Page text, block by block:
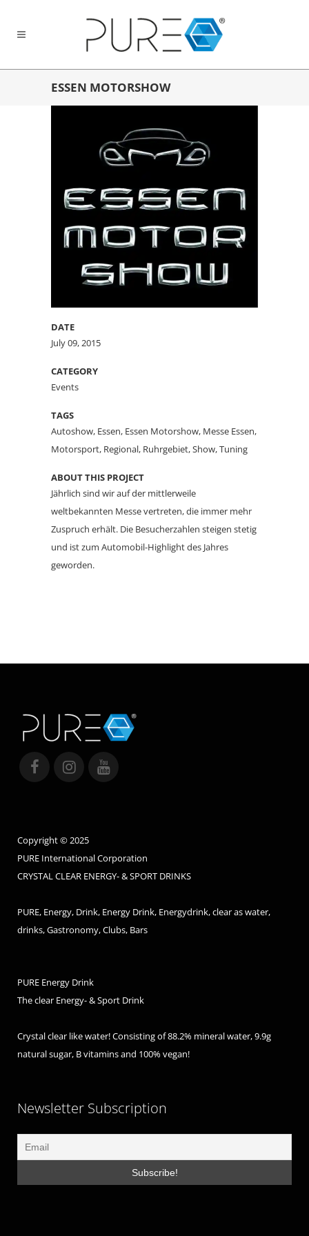
ESSEN MOTORSHOW
DATE
July 09, 2015
CATEGORY
Events
TAGS
Autoshow, Essen, Essen Motorshow, Messe Essen,
Motorsport, Regional, Ruhrgebiet, Show, Tuning
ABOUT THIS PROJECT
Jährlich sind wir auf der mittlerweile
weltbekannten Messe vertreten, die immer mehr
Zuspruch erhält. Die Besucherzahlen steigen stetig
und ist zum Automobil-Highlight des Jahres
geworden.
Copyright © 2025
PURE International Corporation
CRYSTAL CLEAR ENERGY- & SPORT DRINKS
PURE, Energy, Drink, Energy Drink, Energydrink, clear as water,
drinks, Gastronomy, Clubs, Bars
PURE Energy Drink
The clear Energy- & Sport Drink
Crystal clear like water! Consisting of 88.2% mineral water, 9.9g
natural sugar, B vitamins and 100% vegan!
Newsletter Subscription